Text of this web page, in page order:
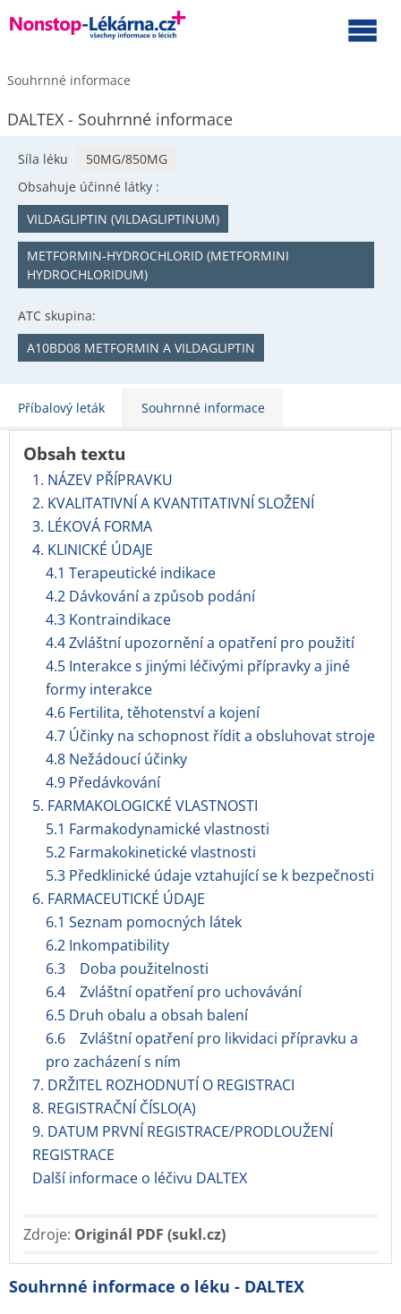
Souhrnné informace
DALTEX - Souhrnné informace
Síla léku
50MG/850MG
Obsahuje účinné látky :
VILDAGLIPTIN (VILDAGLIPTINUM)
METFORMIN-HYDROCHLORID (METFORMINI
HYDROCHLORIDUM)
ATC skupina:
A10BD08 METFORMIN A VILDAGLIPTIN
Příbalový leták Souhrnné informace
Obsah textu
1. NÁZEV PŘÍPRAVKU
2. KVALITATIVNÍ A KVANTITATIVNÍ SLOŽENÍ
3. LÉKOVÁ FORMA
4. KLINICKÉ ÚDAJE
4.1 Terapeutické indikace
4.2 Dávkování a způsob podání
4.3 Kontraindikace
4.4 Zvláštní upozornění a opatření pro použití
4.5 Interakce s jinými léčivými přípravky a jiné
formy interakce
4.6 Fertilita, těhotenství a kojení
4.7 Účinky na schopnost řídit a obsluhovat stroje
4.8 Nežádoucí účinky
4.9 Předávkování
5. FARMAKOLOGICKÉ VLASTNOSTI
5.1 Farmakodynamické vlastnosti
5.2 Farmakokinetické vlastnosti
5.3 Předklinické údaje vztahující se k bezpečnosti
6. FARMACEUTICKÉ ÚDAJE
6.1 Seznam pomocných látek
6.2 Inkompatibility
6.3 Doba použitelnosti
6.4 Zvláštní opatření pro uchovávání
6.5 Druh obalu a obsah balení
6.6 Zvláštní opatření pro likvidaci přípravku a
pro zacházení s ním
7. DRŽITEL ROZHODNUTÍ O REGISTRACI
8. REGISTRAČNÍ ČÍSLO(A)
9. DATUM PRVNÍ REGISTRACE/PRODLOUŽENÍ
REGISTRACE
Další informace o léčivu DALTEX
Zdroje: Originál PDF (sukl.cz)
Souhrnné informace o léku - DALTEX